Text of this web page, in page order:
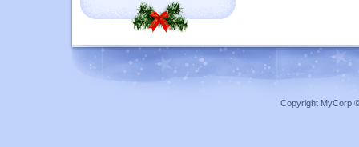
Copyright MyCorp